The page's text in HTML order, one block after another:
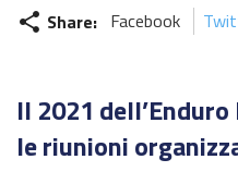
share Share: Facebook
Il 2021
le riunioni